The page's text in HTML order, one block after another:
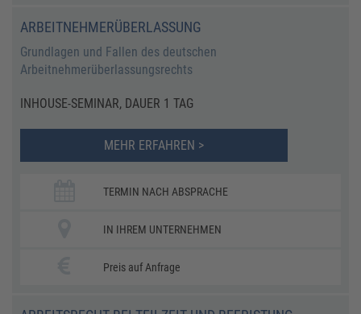
ARBEITNEHMERÜBERLASSUNG
Grundlagen und Fallen des deutschen
Arbeitnehmerüberlassungsrechts
INHOUSE-SEMINAR, DAUER 1 TAG
MEHR ERFAHREN >
TERMIN NACH ABSPRACHE
IN IHREM UNTERNEHMEN
Preis auf Anfrage